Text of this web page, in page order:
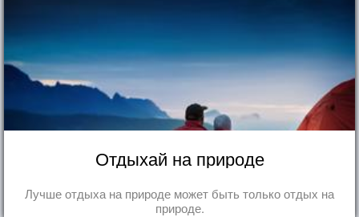
Отдыхай на природе
Лучше отдыха на природе может быть только отдых на
природе.